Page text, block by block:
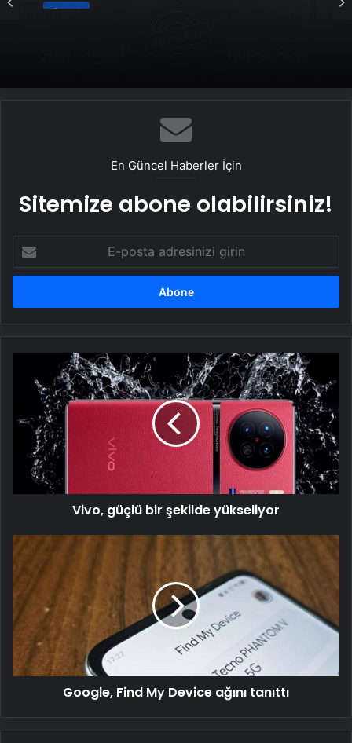
En Güncel Haberler İçin
Sitemize abone olabilirsiniz!
posta
adresinizi
şekilde
yükseliyor
Vivo, güçlü bir şekilde yükseliyor
Device
tanıttı
Google, Find My Device ağını tanıttı